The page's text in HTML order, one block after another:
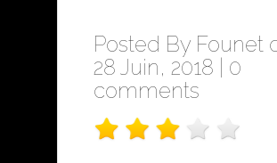
Posted By Founet
28 Juin, 2018 | 0
comments